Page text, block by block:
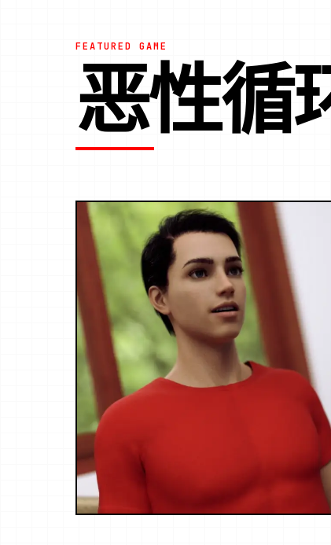
FEATURED GAME
恶性循